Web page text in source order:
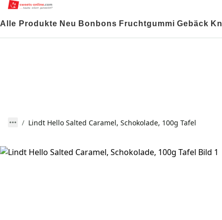
Alle Produkte Neu Bonbons Fruchtgummi Gebäck
Lindt Hello Salted Caramel, Schokolade, 100g Tafel